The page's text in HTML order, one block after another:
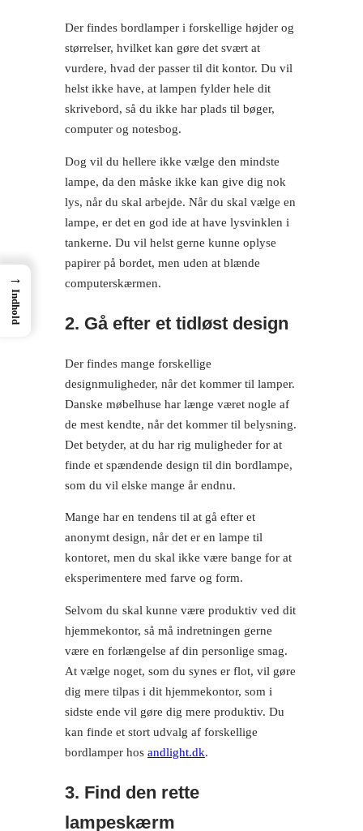
Der findes bordlamper i forskellige højder og
størrelser, hvilket kan gøre det svært at
vurdere, hvad der passer til dit kontor. Du vil
helst ikke have, at lampen fylder hele dit
skrivebord, så du ikke har plads til bøger,
computer og notesbog.
Dog vil du hellere ikke vælge den mindste
lampe, da den måske ikke kan give dig nok
lys, når du skal arbejde. Når du skal vælge en
lampe, er det en god ide at have lysvinklen i
tankerne. Du vil helst gerne kunne oplyse
papirer på bordet, men uden at blænde
computerskærmen.
2. Gå efter et tidløst design
Der findes mange forskellige
designmuligheder, når det kommer til lamper.
Danske møbelhuse har længe været nogle af
de mest kendte, når det kommer til belysning.
Det betyder, at du har rig muligheder for at
finde et spændende design til din bordlampe,
som du vil elske mange år endnu.
Mange har en tendens til at gå efter et
anonymt design, når det er en lampe til
kontoret, men du skal ikke være bange for at
eksperimentere med farve og form.
Selvom du skal kunne være produktiv ved dit
hjemmekontor, så må indretningen gerne
være en forlængelse af din personlige smag.
At vælge noget, som du synes er flot, vil gøre
dig mere tilpas i dit hjemmekontor, som i
sidste ende vil gøre dig mere produktiv. Du
kan finde et stort udvalg af forskellige
bordlamper hos andlight.dk.
3. Find den rette
lampeskærm
→
Indhold